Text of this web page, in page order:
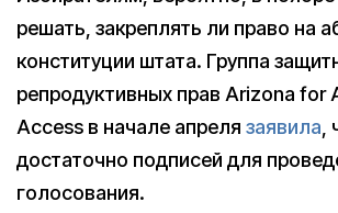
решать, закреплять ли право на
конституции штата. Группа
репродуктивных прав Arizona for
Access в начале апреля заявила,
достаточно подписей для
голосования.